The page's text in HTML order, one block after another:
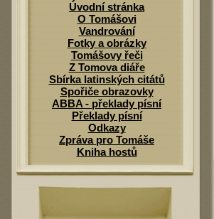
Úvodní stránka
O Tomášovi
Vandrování
Fotky a obrázky
Tomášovy řeči
Z Tomova diáře
Sbírka latinských citátů
Spořiče obrazovky
ABBA - překlady písní
Překlady písní
Odkazy
Zpráva pro Tomáše
Kniha hostů